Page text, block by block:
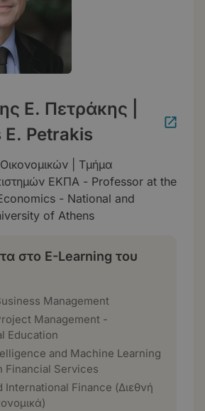
Ε. Πετράκης |
Petrakis
| Τμήμα
ΕΚΠΑ - Professor at the
- National and
of Athens
στο E-Learning του
Management
Management -
Education
and Machine Learning
Financial Services
International Finance (Διεθνή